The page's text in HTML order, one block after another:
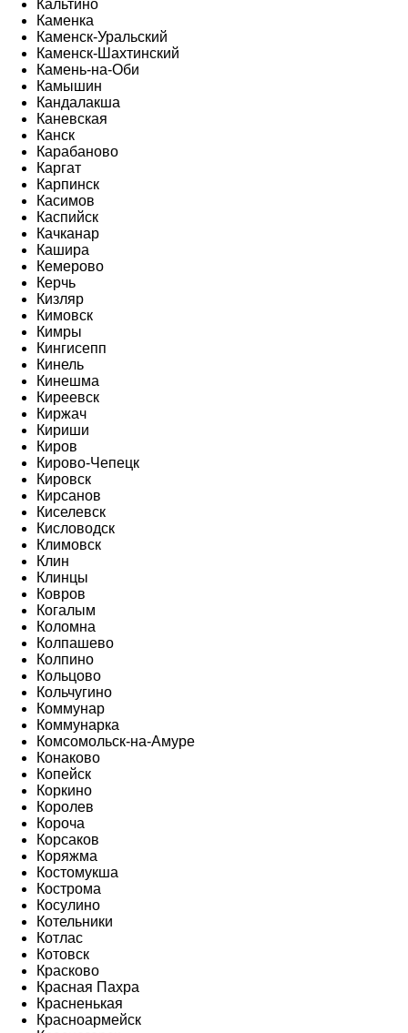
Кальтино
Каменка
Каменск-Уральский
Каменск-Шахтинский
Камень-на-Оби
Камышин
Кандалакша
Каневская
Канск
Карабаново
Каргат
Карпинск
Касимов
Каспийск
Качканар
Кашира
Кемерово
Керчь
Кизляр
Кимовск
Кимры
Кингисепп
Кинель
Кинешма
Киреевск
Киржач
Кириши
Киров
Кирово-Чепецк
Кировск
Кирсанов
Киселевск
Кисловодск
Климовск
Клин
Клинцы
Ковров
Когалым
Коломна
Колпашево
Колпино
Кольцово
Кольчугино
Коммунар
Коммунарка
Комсомольск-на-Амуре
Конаково
Копейск
Коркино
Королев
Короча
Корсаков
Коряжма
Костомукша
Кострома
Косулино
Котельники
Котлас
Котовск
Красково
Красная Пахра
Красненькая
Красноармейск